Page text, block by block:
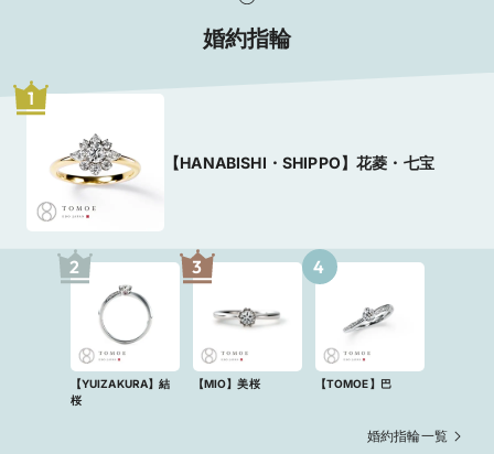
婚約指輪
1
【HANABISHI・SHIPPO】花菱・七宝
2
【YUIZAKURA】結
桜
3
【MIO】美桜
4
【TOMOE】巴
婚約指輪一覧